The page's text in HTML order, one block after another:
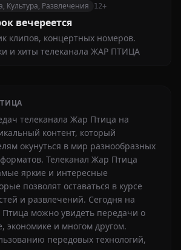
Культура, Развлечения 12+
вечереется
клипов, концертных номеров.
и хиты телеканала ЖАР ПТИЦА
телеканала Жар Птица на
контент, который
окунуться в мир разнообразных
Телеканал Жар Птица
яркие и интересные
позволят оставаться в курсе
и развлечений. Сегодня на
можно увидеть передачи о
экономике и многом другом.
передовых технологий,